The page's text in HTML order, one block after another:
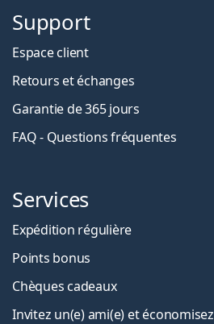
Support
Espace client
Retours et échanges
Garantie de 365 jours
FAQ - Questions fréquentes
Services
Expédition régulière
Points bonus
Chèques cadeaux
Invitez un(e) ami(e) et économisez